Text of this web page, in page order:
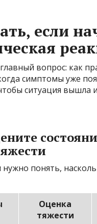
если
вопрос: как
симптомы уже
ситуация вышла
понять,
Оценка
тяжести